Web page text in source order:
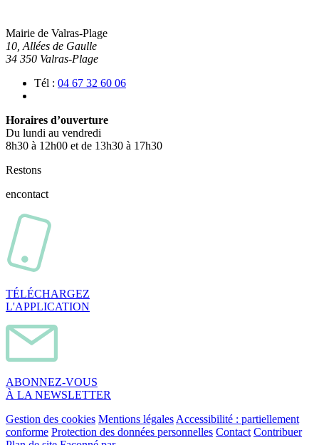
Mairie de Valras-Plage
10, Allées de Gaulle
34 350 Valras-Plage
Tél : 04 67 32 60 06
Horaires d’ouverture
Du lundi au vendredi
8h30 à 12h00 et de 13h30 à 17h30
Restons
encontact
TÉLÉCHARGEZ
L'APPLICATION
ABONNEZ-VOUS
À LA NEWSLETTER
Gestion des cookies Mentions légales Accessibilité : partiellement
conforme Protection des données personnelles Contact Contribuer